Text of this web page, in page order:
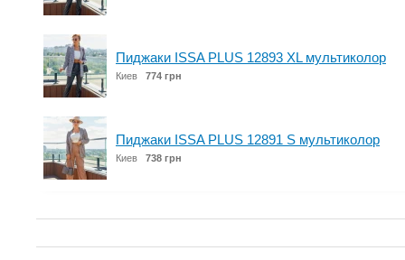
Пиджаки ISSA PLUS 12893 XL мультиколор
Киев 774 грн
Пиджаки ISSA PLUS 12891 S мультиколор
Киев 738 грн